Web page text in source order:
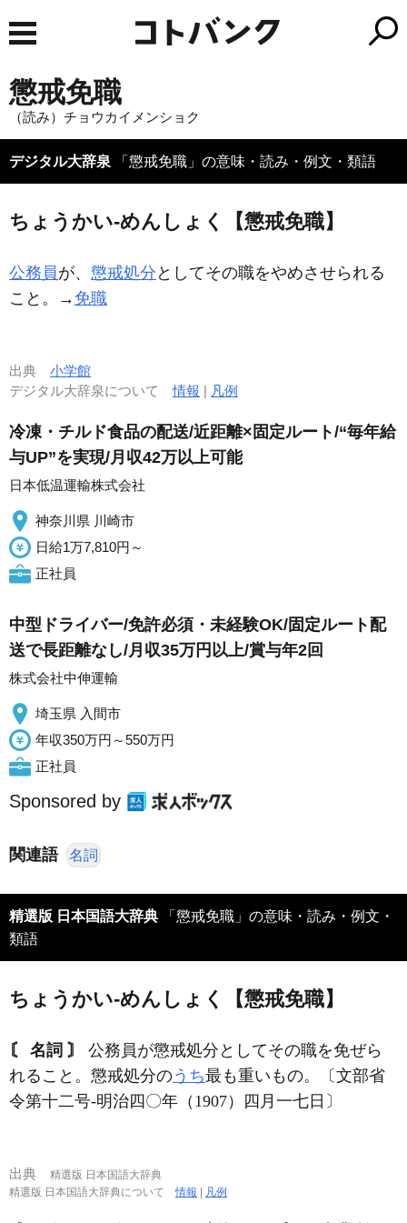
懲戒免職
（読み）チョウカイメンショク
デジタル大辞泉 「懲戒免職」の意味・読み・例文・類語
ちょうかい‐めんしょく【懲戒免職】
公務員が、 懲戒処分 としてその職をやめさせられる
こと。→ 免職
出典 小学館
デジタル大辞泉について情報 | 凡例
冷凍・チルド食品の配送/近距離×固定ルート/“毎年給
与UP”を実現/月収42万以上可能
日本低温運輸株式会社
神奈川県 川崎市
日給1万7,810円～
正社員
中型ドライバー/免許必須・未経験OK/固定ルート配
送で長距離なし/月収35万円以上/賞与年2回
株式会社中伸運輸
埼玉県 入間市
年収350万円～550万円
正社員
Sponsored by
関連語 名詞
精選版 日本国語大辞典 「懲戒免職」の意味・読み・例文・
類語
ちょうかい‐めんしょく【懲戒免職】
〘 名詞 〙
公務員が懲戒処分としてその職を免ぜら
れること。懲戒処分のうち最も重いもの。〔文部省
令第十二号‐明治四〇年（1907）四月一七日〕
出典
精選版 日本国語大辞典
精選版 日本国語大辞典について情報 | 凡例